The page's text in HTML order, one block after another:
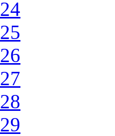
24
25
26
27
28
29